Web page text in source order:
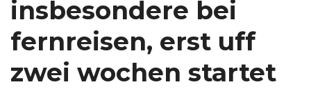
insbesondere bei
fernreisen, erst uff
zwei wochen startet